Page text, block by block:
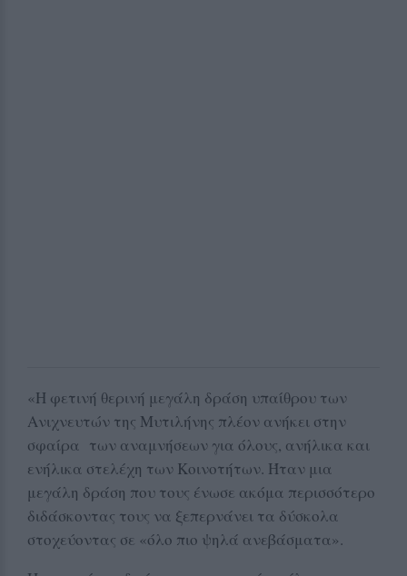
«Η φετινή θερινή μεγάλη δράση υπαίθρου των
Ανιχνευτών της Μυτιλήνης πλέον ανήκει στην
σφαίρα των αναμνήσεων για όλους, ανήλικα και
ενήλικα στελέχη των Κοινοτήτων. Ήταν μια
μεγάλη δράση που τους ένωσε ακόμα περισσότερο
διδάσκοντας τους να ξεπερνάνει τα δύσκολα
στοχεύοντας σε «όλο πιο ψηλά ανεβάσματα».